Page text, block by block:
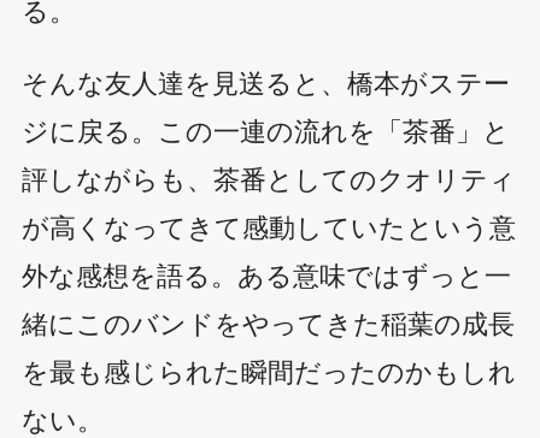
る。
そんな友人達を見送ると、橋本がステー
ジに戻る。この一連の流れを「茶番」と
評しながらも、茶番としてのクオリティ
が高くなってきて感動していたという意
外な感想を語る。ある意味ではずっと一
緒にこのバンドをやってきた稲葉の成長
を最も感じられた瞬間だったのかもしれ
ない。